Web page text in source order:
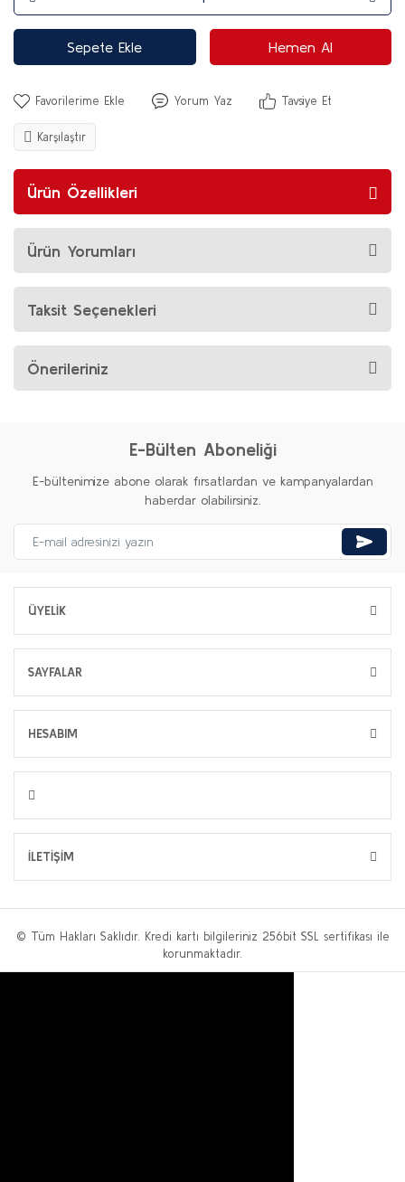
Sepete Ekle Hemen Al
Yorum Yaz Tavsiye Et
Karşılaştır
Ürün Özellikleri
Ürün Yorumları
Taksit Seçenekleri
Önerileriniz
E-Bülten Aboneliği
E-bültenimize abone olarak fırsatlardan ve kampanyalardan
haberdar olabilirsiniz.
ÜYELİK
SAYFALAR
HESABIM
İLETİŞİM
© Tüm Hakları Saklıdır. Kredi kartı bilgileriniz 256bit SSL sertifikası ile
korunmaktadır.